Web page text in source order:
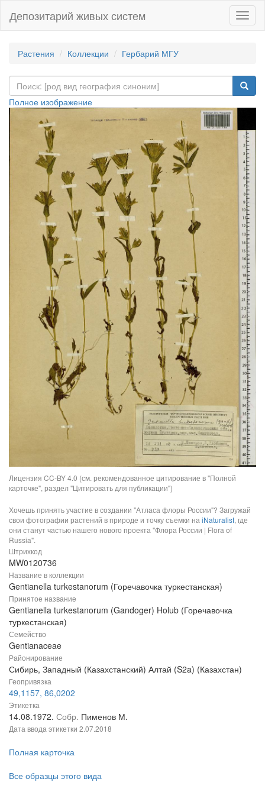
Депозитарий живых систем
Растения Коллекции Гербарий МГУ
Полное изображение
Лицензия CC-BY 4.0 (см. рекомендованное цитирование в "Полной
карточке", раздел "Цитировать для публикации")
Хочешь принять участие в создании "Атласа флоры России"? Загружай
свои фотографии растений в природе и точку съемки на iNaturalist, где
они станут частью нашего нового проекта "Флора России | Flora of
Russia".
Штрихкод
MW0120736
Название в коллекции
Gentianella turkestanorum (Горечавочка туркестанская)
Принятое название
Gentianella turkestanorum (Gandoger) Holub (Горечавочка
туркестанская)
Семейство
Gentianaceae
Районирование
Сибирь, Западный (Казахстанский) Алтай (S2a) (Казахстан)
Геопривязка
49,1157, 86,0202
Этикетка
14.08.1972. Собр. Пименов М.
Дата ввода этикетки 2.07.2018
Полная карточка
Все образцы этого вида